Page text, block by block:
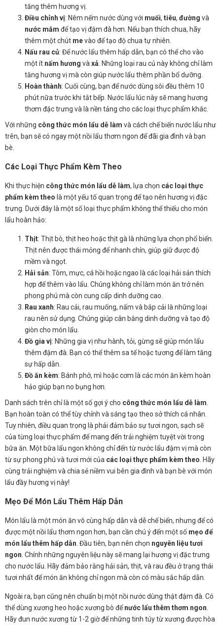
tăng thêm hương vị.
Điều chỉnh vị: Nêm nếm nước dùng với muối, tiêu, đường và
nước mắm để tạo vị đậm đà hơn. Nếu bạn thích chua, hãy
thêm một chút mevào để tạo độ chua tự nhiên.
Nấu rau củ: Để nước lẩu thêm hấp dẫn, bạn có thể cho vào
một ít nấm hương và xả . Những loại rau củ này không chỉ làm
tăng hương vị mà còn giúp nước lẩu thêm phần bổ dưỡng.
Hoàn thành: Cuối cùng, bạn để nước dùng sôi đều thêm 10
phút nữa trước khi tắt bếp. Nước lẩu lúc này sẽ mang hương
thơm đặc trưng và là nền tảng cho các loại thực phẩm khác.
Với những công thức món lẩu dễ làm và cách chế biến nước lẩu như
trên, bạn sẽ có ngay một nồi lẩu thơm ngon để đãi gia đình và bạn
bè.
Các Loại Thực Phẩm Kèm Theo
Khi thực hiện công thức món lẩu dễ làm, lựa chọn các loại thực
phẩm kèm theo là một yếu tố quan trọng để tạo nên hương vị đặc
trưng. Dưới đây là một số loại thực phẩm không thể thiếu cho món
lẩu hoàn hảo:
Thịt: Thịt bò, thịt heo hoặc thịt gà là những lựa chọn phổ biến.
Thịt nên được thái mỏng để nhanh chín, giúp giữ được độ
mềm và ngọt.
Hải sản: Tôm, mực, cá hồi hoặc ngao là các loại hải sản thích
hợp để thêm vào lẩu. Chúng không chỉ làm món ăn trở nên
phong phú mà còn cung cấp dinh dưỡng cao.
Rau xanh: Rau cải, rau muống, nấm và bắp cải là những loại
rau nên sử dụng. Chúng giúp cân bằng dinh dưỡng và tạo độ
giòn cho món lẩu.
Đồ gia vị: Những gia vị như hành, tỏi, gừng sẽ giúp món lẩu
thêm đậm đà. Bạn có thể thêm sa tế hoặc tương để làm tăng
sự hấp dẫn.
Đồ ăn kèm: Bánh phở, mì hoặc cơm là các món ăn kèm hoàn
hảo giúp bạn no bụng hơn.
Danh sách trên chỉ là một số gợi ý cho công thức món lẩu dễ làm
Bạn hoàn toàn có thể tùy chỉnh và sáng tạo theo sở thích cá nhân.
Tuy nhiên, điều quan trọng là phải đảm bảo sự tươi ngon, sạch sẽ
của từng loại thực phẩm để mang đến trải nghiệm tuyệt vời trong
bữa ăn. Một bữa lẩu ngon không chỉ đến từ nước lẩu đậm vị mà còn
từ sự phong phú và tươi mới của các loại thực phẩm kèm theo . Hãy
cùng trải nghiệm và chia sẻ niềm vui bên gia đình và bạn bè với món
lẩu đầy hương vị này!
Mẹo Để Món Lẩu Thêm Hấp Dẫn
Món lẩu là một món ăn vô cùng hấp dẫn và dễ chế biến, nhưng để có
được một nồi lẩu thơm ngon hơn, bạn cần chú ý đến một số mẹo để
món lẩu thêm hấp dẫn . Đầu tiên, bạn nên chọn nguyên liệu tươi
ngon . Chính những nguyên liệu này sẽ mang lại hương vị đặc trưng
cho nước lẩu. Hãy đảm bảo rằng hải sản, thịt, và rau đều ở trạng thái
tươi nhất để món ăn không chỉ ngon mà còn có màu sắc hấp dẫn.
Ngoài ra, bạn cũng nên chuẩn bị một nồi nước dùng thật đậm đà. Có
thể dùng xương heo hoặc xương bò đểnước lẩu thêm thơm ngon
Hãy đun nước xương từ 1-2 giờ để những tinh túy từ xương được hòa